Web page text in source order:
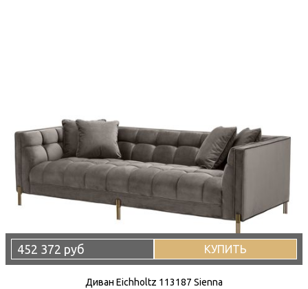
452 372 руб КУПИТЬ
Диван Eichholtz 113187 Sienna